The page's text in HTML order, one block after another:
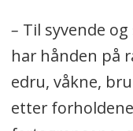
– Til syvende
har hånden på
edru, våkne,
etter